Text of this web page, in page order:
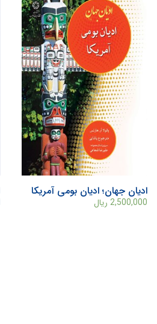
ادیان جهان؛ ادیان بومی آمریکا
2,500,000 ریال